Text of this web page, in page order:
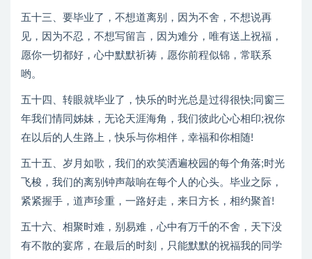
五十三、要毕业了，不想道离别，因为不舍，不想说再
见，因为不忍，不想写留言，因为难分，唯有送上祝福，
愿你一切都好，心中默默祈祷，愿你前程似锦，常联系
哟。
五十四、转眼就毕业了，快乐的时光总是过得很快;同窗三
年我们情同姊妹，无论天涯海角，我们彼此心心相印;祝你
在以后的人生路上，快乐与你相伴，幸福和你相随!
五十五、岁月如歌，我们的欢笑洒遍校园的每个角落;时光
飞梭，我们的离别钟声敲响在每个人的心头。毕业之际，
紧紧握手，道声珍重，一路好走，来日方长，相约聚首!
五十六、相聚时难，别易难，心中有万千的不舍，天下没
有不散的宴席，在最后的时刻，只能默默的祝福我的同学